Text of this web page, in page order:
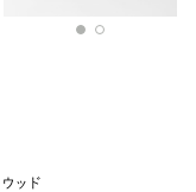
ッド